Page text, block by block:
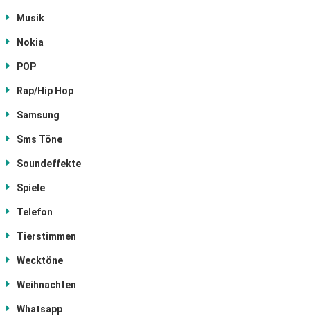
Musik
Nokia
POP
Rap/Hip Hop
Samsung
Sms Töne
Soundeffekte
Spiele
Telefon
Tierstimmen
Wecktöne
Weihnachten
Whatsapp